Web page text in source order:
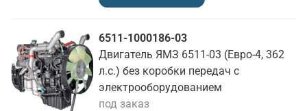
6511-1000186-03
Двигатель ЯМЗ 6511-03 (Евро-4, 362
л.с.) без коробки передач с
электрооборудованием
под заказ